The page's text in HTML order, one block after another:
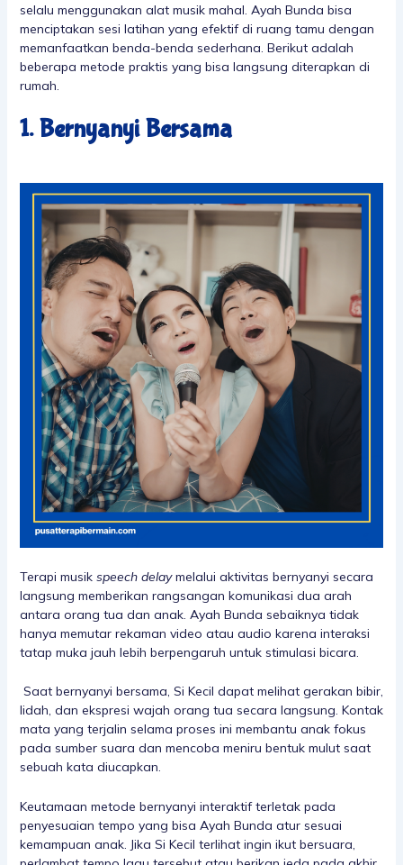
selalu menggunakan alat musik mahal. Ayah Bunda bisa
menciptakan sesi latihan yang efektif di ruang tamu dengan
memanfaatkan benda-benda sederhana. Berikut adalah
beberapa metode praktis yang bisa langsung diterapkan di
rumah.
1. Bernyanyi Bersama
Terapi musik speech delaymelalui aktivitas bernyanyi secara
langsung memberikan rangsangan komunikasi dua arah
antara orang tua dan anak. Ayah Bunda sebaiknya tidak
hanya memutar rekaman video atau audio karena interaksi
tatap muka jauh lebih berpengaruh untuk stimulasi bicara.
Saat bernyanyi bersama, Si Kecil dapat melihat gerakan bibir,
lidah, dan ekspresi wajah orang tua secara langsung. Kontak
mata yang terjalin selama proses ini membantu anak fokus
pada sumber suara dan mencoba meniru bentuk mulut saat
sebuah kata diucapkan.
Keutamaan metode bernyanyi interaktif terletak pada
penyesuaian tempo yang bisa Ayah Bunda atur sesuai
kemampuan anak. Jika Si Kecil terlihat ingin ikut bersuara,